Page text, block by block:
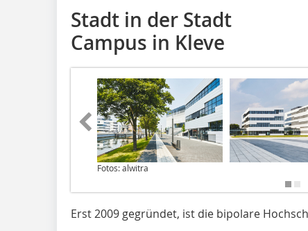
Stadt in der Stadt
Campus in Kleve
Fotos: alwitra
Erst 2009 gegründet, ist die bipolare